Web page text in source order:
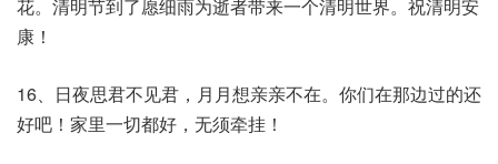
花。清明节到了愿细雨为逝者带来一个清明世界。祝清明安
康！
16、日夜思君不见君，月月想亲亲不在。你们在那边过的还
好吧！家里一切都好，无须牵挂！